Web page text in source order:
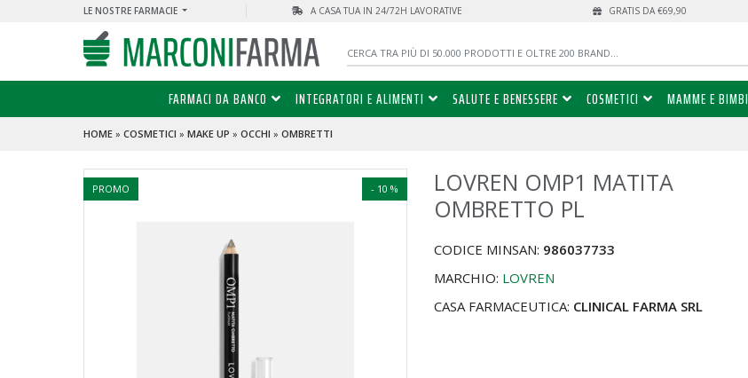
LE NOSTRE FARMACIE A CASA TUA IN 24/72H LAVORATIVE GRATIS DA €69,90
FARMACI DA BANCO INTEGRATORI E ALIMENTI SALUTE E BENESSERE COSMETICI MAMME E BIMBI
HOME» COSMETICI » MAKE UP » OCCHI » OMBRETTI
- 10 %
PROMO
LOVREN OMP1 MATITA
OMBRETTO PL
CODICE MINSAN: 986037733
MARCHIO: LOVREN
CASA FARMACEUTICA: CLINICAL FARMA SRL